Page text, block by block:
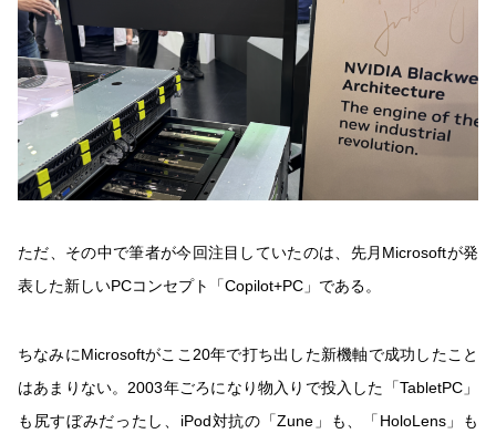
ただ、その中で筆者が今回注目していたのは、先月Microsoftが発
表した新しいPCコンセプト「Copilot+PC」である。
ちなみにMicrosoftがここ20年で打ち出した新機軸で成功したこと
はあまりない。2003年ごろになり物入りで投入した「TabletPC」
も尻すぼみだったし、iPod対抗の「Zune」も、「HoloLens」も